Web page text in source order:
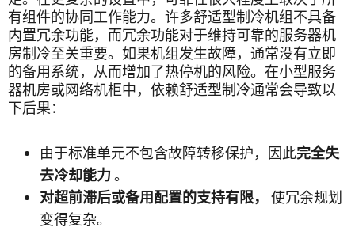
有组件的协同工作能力。许多舒适型制冷机组不具备
内置冗余功能，而冗余功能对于维持可靠的服务器机
房制冷至关重要。如果机组发生故障，通常没有立即
的备用系统，从而增加了热停机的风险。在小型服务
器机房或网络机柜中，依赖舒适型制冷通常会导致以
下后果：
由于标准单元不包含故障转移保护，因此完全失
去冷却能力 。
对超前滞后或备用配置的支持有限，
使冗余规划
变得复杂。